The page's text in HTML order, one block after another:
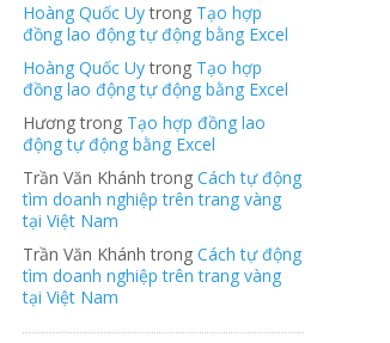
Hoàng Quốc Uytrong Tạo hợp
đồng lao động tự động bằng Excel
Hoàng Quốc Uytrong Tạo hợp
đồng lao động tự động bằng Excel
Hương trong Tạo hợp đồng lao
động tự động bằng Excel
Trần Văn Khánh trong Cách tự động
tìm doanh nghiệp trên trang vàng
tại Việt Nam
Trần Văn Khánh trong Cách tự động
tìm doanh nghiệp trên trang vàng
tại Việt Nam